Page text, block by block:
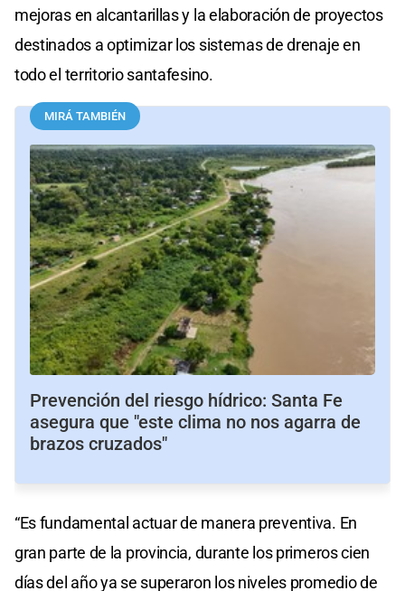
mejoras en alcantarillas y la elaboración de proyectos
destinados a optimizar los sistemas de drenaje en
todo el territorio santafesino.
MIRÁ TAMBIÉN
Prevención del riesgo hídrico: Santa Fe
asegura que "este clima no nos agarra de
brazos cruzados"
“Es fundamental actuar de manera preventiva. En
gran parte de la provincia, durante los primeros cien
días del año ya se superaron los niveles promedio de